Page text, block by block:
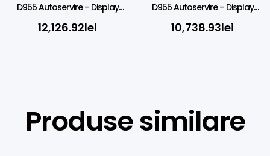
D955 Autoservire – Display
Tactil 12+12″, 15kg, Verificat
metrologic
12,126.92lei
D955 Autoservire – Display
Tactil 12″, 15kg, Verificat
metrologic
10,738.93lei
Produse similare